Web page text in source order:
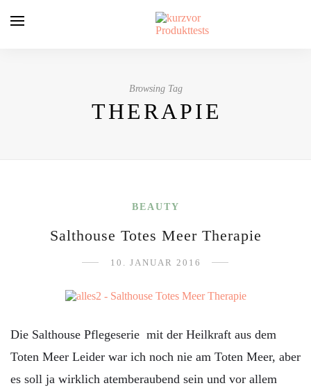
Browsing Tag
THERAPIE
BEAUTY
Salthouse Totes Meer Therapie
10. JANUAR 2016
Die Salthouse Pflegeserie mit der Heilkraft aus dem
Toten Meer Leider war ich noch nie am Toten Meer, aber
es soll ja wirklich atemberaubend sein und vor allem